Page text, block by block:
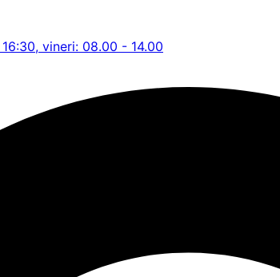
vineri: 08.00 - 14.00